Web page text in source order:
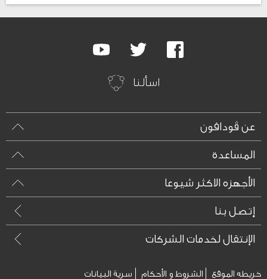
Facebook
Twitter
Youtube
اسألنا
عن ڤودافون
المساعدة
الأجهزه الاكثر شيوعا
إتصل بنا
الإنتقال لخدمات الشركات
خريطه الموقع الشروط و الأحكام سرية البيانات